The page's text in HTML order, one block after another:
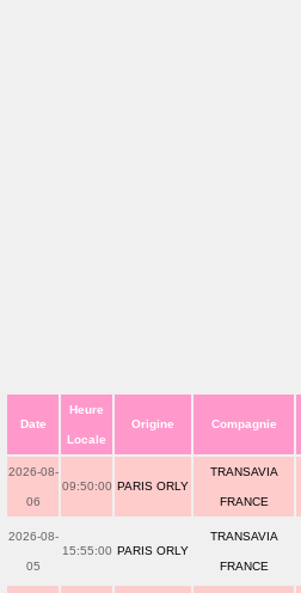
Date
Heure
Locale
Origine Compagnie
2026-08-
06
09:50:00 PARIS ORLY
TRANSAVIA
FRANCE
2026-08-
05
15:55:00 PARIS ORLY
TRANSAVIA
FRANCE